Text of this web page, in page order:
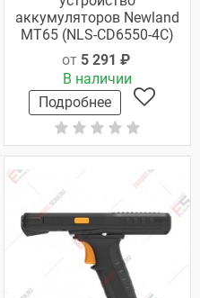
аккумуляторов Newland
MT65 (NLS-CD6550-4C)
от 5 291 ₽
В наличии
Подробнее